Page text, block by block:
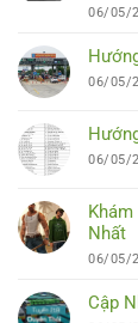
06/05/
06/05/
06/05/
Nhất
06/05/
Cập